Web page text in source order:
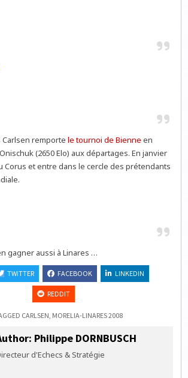
Carlsen remportele tournoi de Bienne en
(2650 Elo) aux départages. En janvier
Corus et entre dans le cercle des prétendants
gagner aussi à Linares …
TWITTER FACEBOOK LINKEDIN
REDDIT
CARLSEN, MORELIA-LINARES 2008
Philippe DORNBUSCH
d'Echecs & Stratégie